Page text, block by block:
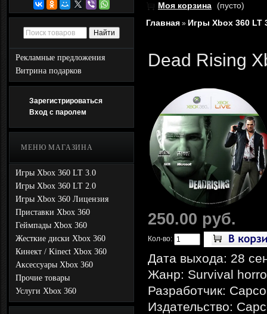
Рекламные предложения
Витрина подарков
Зарегистрироваться
Вход с паролем
МЕНЮ МАГАЗИНА
Игры Xbox 360 LT 3.0
Игры Xbox 360 LT 2.0
Игры Xbox 360 Лицензия
Приставки Xbox 360
Геймпады Xbox 360
Жесткие диски Xbox 360
Кинект / Kinect Xbox 360
Аксессуары Xbox 360
Прочие товары
Услуги Xbox 360
Моя корзина (пусто)
Главная » Игры Xbox 360 LT
Dead Rising
250.00 руб.
Кол-во:
Дата выхода: 28
Жанр: Survival
Разработчик:
Издательство: